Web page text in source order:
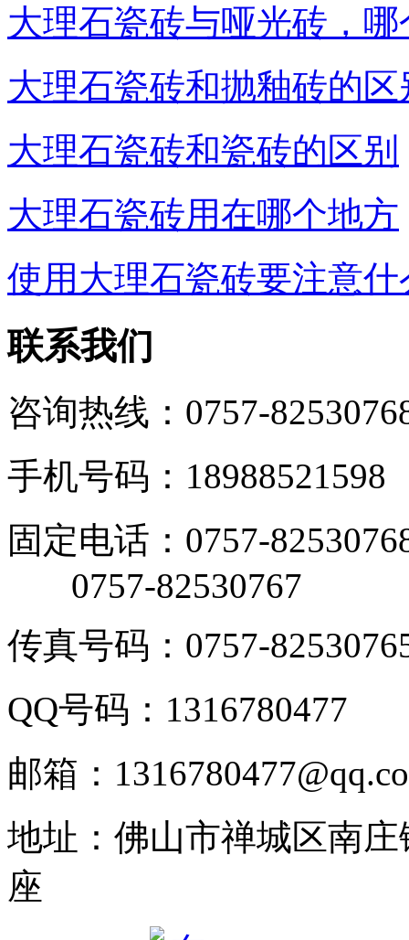
大理石瓷砖与哑光砖，哪
大理石瓷砖和抛釉砖的区
大理石瓷砖和瓷砖的区别
大理石瓷砖用在哪个地方
使用大理石瓷砖要注意什
联系我们
咨询热线：0757-
手机号码：18988521598
固定电话：0757-
0757-82530767
传真号码：0757-
QQ号码：1316780477
邮箱：
地址：佛山市禅城区南
座